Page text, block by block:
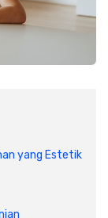
yang Estetik